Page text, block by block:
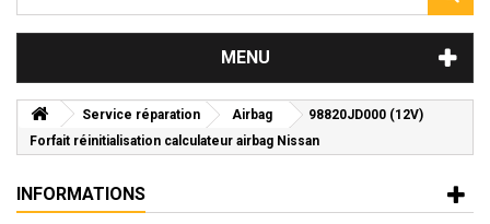
MENU
Service réparation Airbag
98820JD000 (12V)
Forfait réinitialisation calculateur airbag Nissan
INFORMATIONS